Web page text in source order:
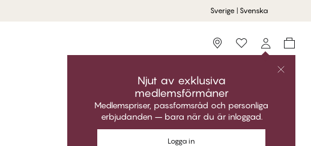
Sverige | Svenska
Storefinder
Njut av exklusiva
medlemsförmåner
Medlemspriser, passformsråd och personliga
erbjudanden – bara när du är inloggad.
Logga in
Shoppa Full Support
Sortera efter Rekommenderad